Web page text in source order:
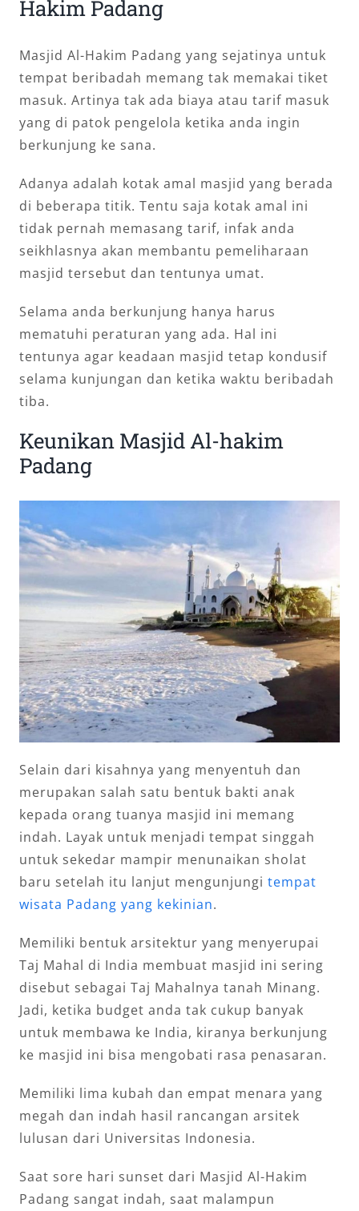
Hakim Padang
Masjid Al-Hakim Padang yang sejatinya untuk
tempat beribadah memang tak memakai tiket
masuk. Artinya tak ada biaya atau tarif masuk
yang di patok pengelola ketika anda ingin
berkunjung ke sana.
Adanya adalah kotak amal masjid yang berada
di beberapa titik. Tentu saja kotak amal ini
tidak pernah memasang tarif, infak anda
seikhlasnya akan membantu pemeliharaan
masjid tersebut dan tentunya umat.
Selama anda berkunjung hanya harus
mematuhi peraturan yang ada. Hal ini
tentunya agar keadaan masjid tetap kondusif
selama kunjungan dan ketika waktu beribadah
tiba.
Keunikan Masjid Al-hakim
Padang
Selain dari kisahnya yang menyentuh dan
merupakan salah satu bentuk bakti anak
kepada orang tuanya masjid ini memang
indah. Layak untuk menjadi tempat singgah
untuk sekedar mampir menunaikan sholat
baru setelah itu lanjut mengunjungi tempat
wisata Padang yang kekinian.
Memiliki bentuk arsitektur yang menyerupai
Taj Mahal di India membuat masjid ini sering
disebut sebagai Taj Mahalnya tanah Minang.
Jadi, ketika budget anda tak cukup banyak
untuk membawa ke India, kiranya berkunjung
ke masjid ini bisa mengobati rasa penasaran.
Memiliki lima kubah dan empat menara yang
megah dan indah hasil rancangan arsitek
lulusan dari Universitas Indonesia.
Saat sore hari sunset dari Masjid Al-Hakim
Padang sangat indah, saat malampun